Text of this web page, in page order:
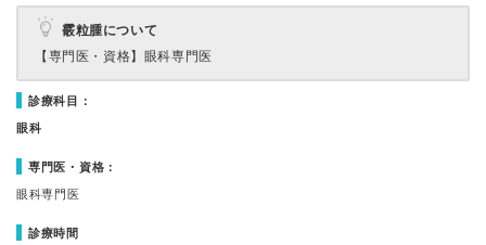
霰粒腫について
【専門医・資格】 眼科専門医
診療科目：
眼科
専門医・資格：
眼科専門医
診療時間